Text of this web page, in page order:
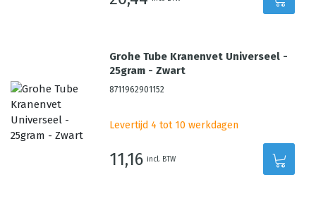
Grohe Tube Kranenvet Universeel -
25gram - Zwart
8711962901152
Levertijd 4 tot 10 werkdagen
11,16 incl. BTW